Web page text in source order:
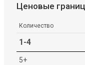
Ценовые
Количество
1-4
5+